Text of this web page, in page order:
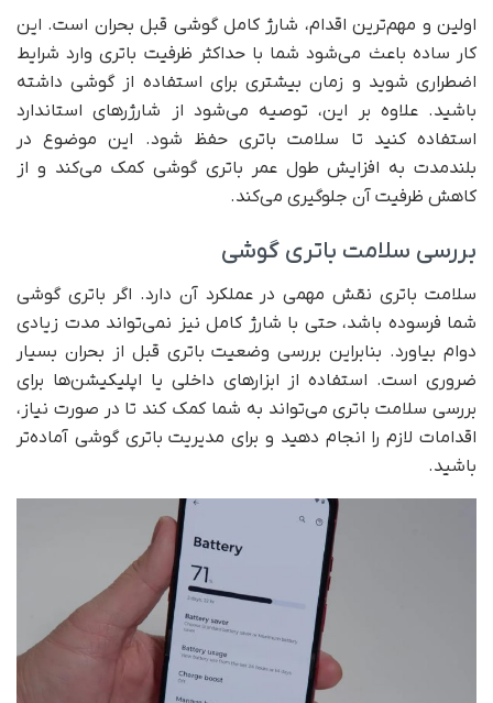
اولین و مهم‌ترین اقدام، شارژ کامل گوشی قبل بحران است. این
کار ساده باعث می‌شود شما با حداکثر ظرفیت باتری وارد شرایط
اضطراری شوید و زمان بیشتری برای استفاده از گوشی داشته
باشید. علاوه بر این، توصیه می‌شود از شارژرهای استاندارد
استفاده کنید تا سلامت باتری حفظ شود. این موضوع در
بلندمدت به افزایش طول عمر باتری گوشی کمک می‌کند و از
کاهش ظرفیت آن جلوگیری می‌کند.
بررسی سلامت باتری گوشی
سلامت باتری نقش مهمی در عملکرد آن دارد. اگر باتری گوشی
شما فرسوده باشد، حتی با شارژ کامل نیز نمی‌تواند مدت زیادی
دوام بیاورد. بنابراین بررسی وضعیت باتری قبل از بحران بسیار
ضروری است. استفاده از ابزارهای داخلی یا اپلیکیشن‌ها برای
بررسی سلامت باتری می‌تواند به شما کمک کند تا در صورت نیاز،
اقدامات لازم را انجام دهید و برای مدیریت باتری گوشی آماده‌تر
باشید.